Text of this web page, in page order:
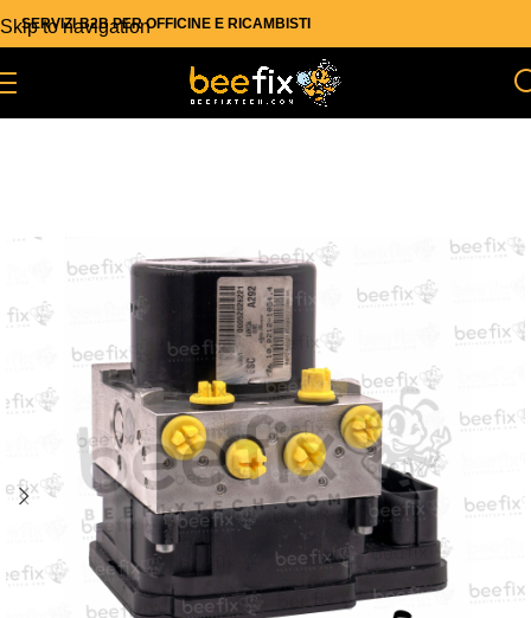
Skip to navigation
SERVIZI B2B PER OFFICINE E RICAMBISTI